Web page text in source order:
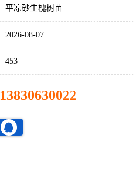
平凉砂生槐树苗
2026-08-07
453
13830630022